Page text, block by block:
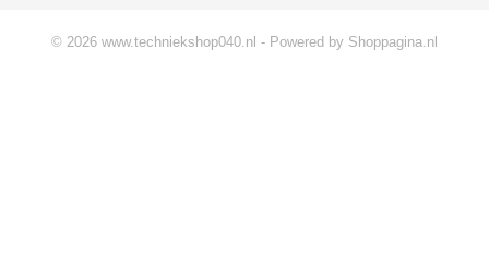
© 2026 www.techniekshop040.nl - Powered by Shoppagina.nl